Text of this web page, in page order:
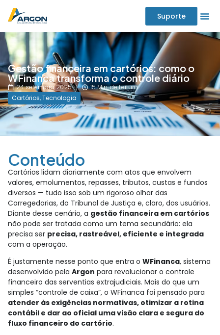
Suporte
Gestão financeira em cartórios: como o
WFinanca transforma o controle diário
24 setembro 2025
15 Min. de Leitura
Cartórios,Tecnologia
Conteúdo
Cartórios lidam diariamente com atos que envolvem
valores, emolumentos, repasses, tributos, custas e fundos
diversos — tudo isso sob um rigoroso olhar das
Corregedorias, do Tribunal de Justiça e, claro, dos usuários.
Diante desse cenário, a gestão financeira em cartórios
não pode ser tratada como um tema secundário: ela
precisa ser precisa, rastreável, eficiente e integrada
com a operação.
É justamente nesse ponto que entra o WFinanca, sistema
desenvolvido pela Argon para revolucionar o controle
financeiro das serventias extrajudiciais. Mais do que um
simples “controle de caixa”, o WFinanca foi pensado para
atender às exigências normativas, otimizar a rotina
contábil e dar ao oficial uma visão clara e segura do
fluxo financeiro do cartório.